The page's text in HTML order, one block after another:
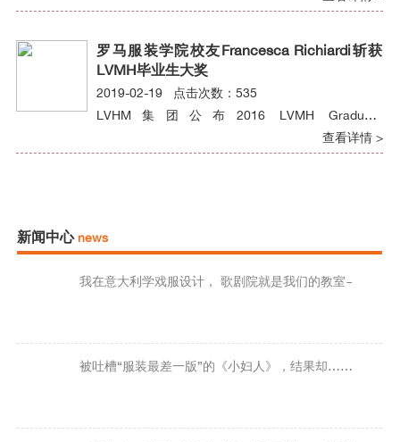
罗马服装学院校友Francesca Richiardi斩获
LVMH毕业生大奖
2019-02-19 点击次数：535
LVHM集团公布2016 LVMH Graduate
Prize（LVMH毕业生大奖）名单，罗马服装学院校
友Francesca Richiardi摘得大奖，并成为意大利首
查看详情 >
新闻中心news
我在意大利学戏服设计， 歌剧院就是我们的教室~
被吐槽“服装最差一版”的《小妇人》，结果却……